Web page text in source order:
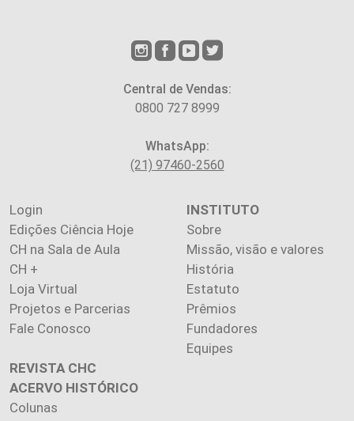
Central de Vendas:
0800 727 8999
WhatsApp:
(21) 97460-2560
Login
Edições Ciência Hoje
CH na Sala de Aula
CH +
Loja Virtual
Projetos e Parcerias
Fale Conosco
INSTITUTO
Sobre
Missão, visão e valores
História
Estatuto
Prêmios
Fundadores
Equipes
REVISTA CHC
ACERVO HISTÓRICO
Colunas